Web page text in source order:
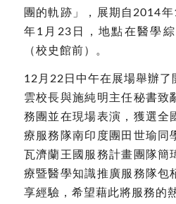
團的軌跡」，展期自2014
年1月23日，地點在醫學
（校史館前）。
12月22日中午在展場舉辦了
雲校長與施純明主任秘書致
務團並在現場表演，獲選全
療服務隊南印度團田世瑜同
瓦濟蘭王國服務計畫團隊簡
療暨醫學知識推廣服務隊包
享經驗，希望藉此將服務的